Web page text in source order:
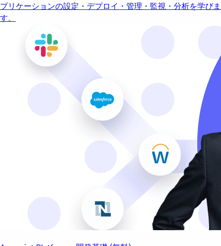
プリケーションの設定・デプロイ・管理・監視・分析を学びま
す。